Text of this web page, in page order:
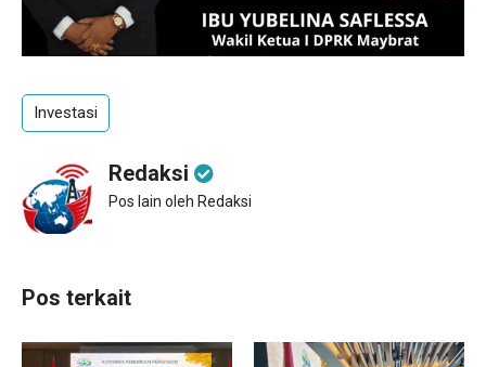
Investasi
Redaksi
Pos lain oleh Redaksi
Pos terkait